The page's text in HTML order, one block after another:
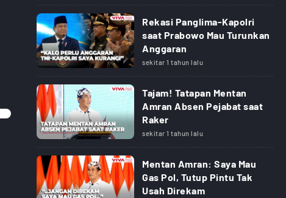
Rekasi Panglima-Kapolri
saat Prabowo Mau Turunkan
Anggaran
sekitar 1 tahun lalu
Tajam! Tatapan Mentan
Amran Absen Pejabat saat
Raker
sekitar 1 tahun lalu
Mentan Amran: Saya Mau
Gas Pol, Tutup Pintu Tak
Usah Direkam